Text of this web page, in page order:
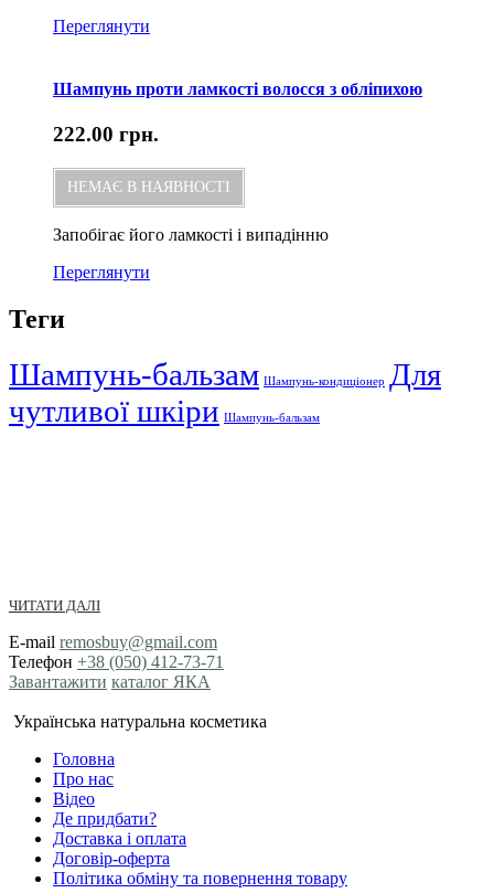
Переглянути
Шампунь проти ламкості волосся з обліпихою
222.00 грн.
НЕМАЄ В НАЯВНОСТІ
Запобігає його ламкості і випадінню
Переглянути
Теги
Шампунь-бальзам Шампунь-кондиціонер
Для
чутливої шкіри Шампунь-бальзам
ЧИТАТИ ДАЛІ
E-mail remosbuy@gmail.com
Телефон +38 (050) 412-73-71
Завантажити каталог ЯКА
Українська натуральна косметика
Головна
Про нас
Відео
Де придбати?
Доставка і оплата
Договір-оферта
Політика обміну та повернення товару